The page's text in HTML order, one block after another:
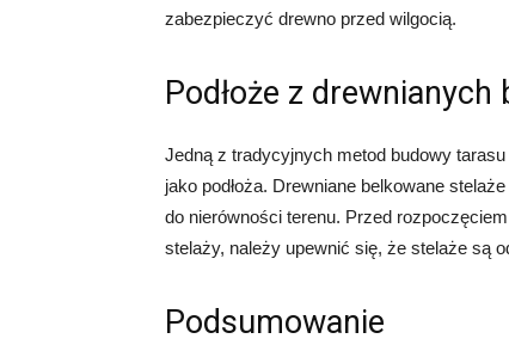
zabezpieczyć drewno przed wilgocią.
Podłoże z
Jedną z tradycyjnych metod budowy
jako podłoża. Drewniane belkowane
do nierówności terenu. Przed
stelaży, należy upewnić się, że stelaże są
Podsumowanie